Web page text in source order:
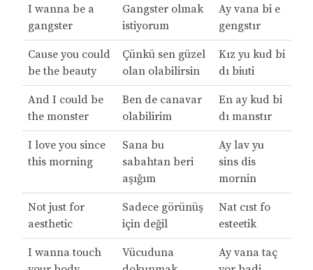
I wanna be a
gangster
Gangster olmak
istiyorum
Ay vana bi e
gengstır
Cause you could
be the beauty
Çünkü sen güzel
olan olabilirsin
Kız yu kud bi
dı biuti
And I could be
the monster
Ben de canavar
olabilirim
En ay kud bi
dı manstır
I love you since
this morning
Sana bu
sabahtan beri
aşığım
Ay lav yu
sins dis
mornin
Not just for
aesthetic
Sadece görünüş
için değil
Nat cıst fo
esteetik
I wanna touch
Vücuduna
Ay vana taç